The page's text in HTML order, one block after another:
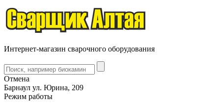
Интернет-магазин сварочного оборудования
Отмена
Барнаул ул. Юрина, 209
Режим работы